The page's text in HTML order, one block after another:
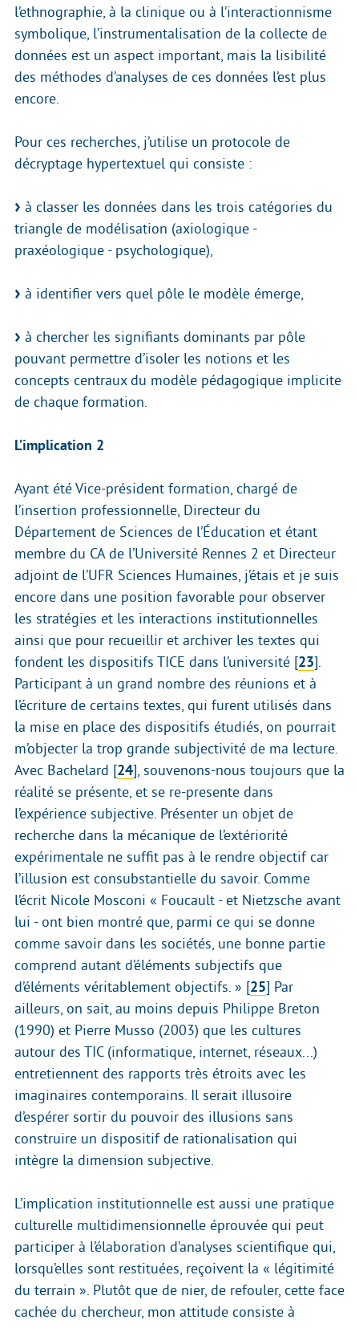
l’ethnographie, à la clinique ou à l’interactionnisme
symbolique, l’instrumentalisation de la collecte de
données est un aspect important, mais la lisibilité
des méthodes d’analyses de ces données l’est plus
encore.
Pour ces recherches, j’utilise un protocole de
décryptage hypertextuel qui consiste :
à classer les données dans les trois catégories du
triangle de modélisation (axiologique -
praxéologique - psychologique),
à identifier vers quel pôle le modèle émerge,
à chercher les signifiants dominants par pôle
pouvant permettre d’isoler les notions et les
concepts centraux du modèle pédagogique implicite
de chaque formation.
L’implication 2
Ayant été Vice-président formation, chargé de
l’insertion professionnelle, Directeur du
Département de Sciences de l’Éducation et étant
membre du CA de l’Université Rennes 2 et Directeur
adjoint de l’UFR Sciences Humaines, j’étais et je suis
encore dans une position favorable pour observer
les stratégies et les interactions institutionnelles
ainsi que pour recueillir et archiver les textes qui
fondent les dispositifs TICE dans l’université [23].
Participant à un grand nombre des réunions et à
l’écriture de certains textes, qui furent utilisés dans
la mise en place des dispositifs étudiés, on pourrait
m’objecter la trop grande subjectivité de ma lecture.
Avec Bachelard [24], souvenons-nous toujours que la
réalité se présente, et se re-presente dans
l’expérience subjective. Présenter un objet de
recherche dans la mécanique de l’extériorité
expérimentale ne suffit pas à le rendre objectif car
l’illusion est consubstantielle du savoir. Comme
l’écrit Nicole Mosconi « Foucault - et Nietzsche avant
lui - ont bien montré que, parmi ce qui se donne
comme savoir dans les sociétés, une bonne partie
comprend autant d’éléments subjectifs que
d’éléments véritablement objectifs. » [25] Par
ailleurs, on sait, au moins depuis Philippe Breton
(1990) et Pierre Musso (2003) que les cultures
autour des TIC (informatique, internet, réseaux...)
entretiennent des rapports très étroits avec les
imaginaires contemporains. Il serait illusoire
d’espérer sortir du pouvoir des illusions sans
construire un dispositif de rationalisation qui
intègre la dimension subjective.
L’implication institutionnelle est aussi une pratique
culturelle multidimensionnelle éprouvée qui peut
participer à l’élaboration d’analyses scientifique qui,
lorsqu’elles sont restituées, reçoivent la « légitimité
du terrain ». Plutôt que de nier, de refouler, cette face
cachée du chercheur, mon attitude consiste à